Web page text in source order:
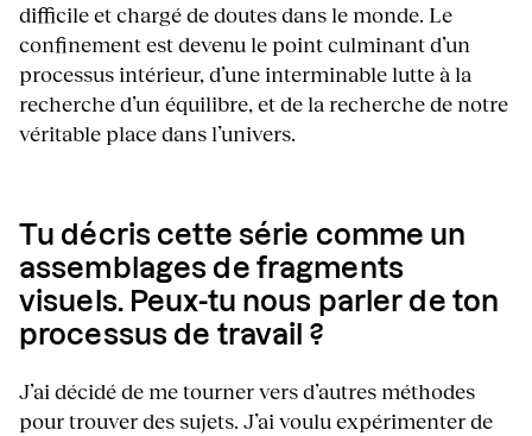
difficile et chargé de doutes dans le monde. Le
confinement est devenu le point culminant d’un
processus intérieur, d’une interminable lutte à la
recherche d’un équilibre, et de la recherche de notre
véritable place dans l’univers.
Tu décris cette série comme un
assemblages de fragments
visuels. Peux-tu nous parler de ton
processus de travail ?
J’ai décidé de me tourner vers d’autres méthodes
pour trouver des sujets. J’ai voulu expérimenter de